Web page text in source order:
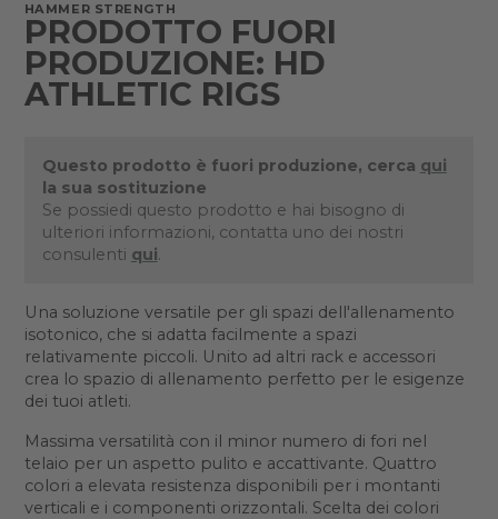
HAMMER STRENGTH
PRODOTTO FUORI
PRODUZIONE: HD
ATHLETIC RIGS
Questo prodotto è fuori produzione, cerca qui
la sua sostituzione
Se possiedi questo prodotto e hai bisogno di
ulteriori informazioni, contatta uno dei nostri
consulenti qui.
Una soluzione versatile per gli spazi dell'allenamento
isotonico, che si adatta facilmente a spazi
relativamente piccoli. Unito ad altri rack e accessori
crea lo spazio di allenamento perfetto per le esigenze
dei tuoi atleti.
Massima versatilità con il minor numero di fori nel
telaio per un aspetto pulito e accattivante. Quattro
colori a elevata resistenza disponibili per i montanti
verticali e i componenti orizzontali. Scelta dei colori